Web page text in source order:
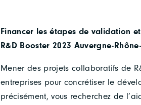
Financer les étapes de validation
R&D Booster 2023 Auvergne-
Mener des projets collaboratifs de
entreprises pour concrétiser le
précisément, vous recherchez de